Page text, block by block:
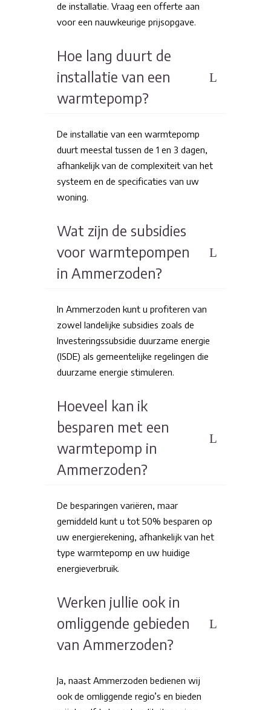
de installatie. Vraag een offerte aan
voor een nauwkeurige prijsopgave.
Hoe lang duurt de
installatie van een
warmtepomp?
De installatie van een warmtepomp
duurt meestal tussen de 1 en 3 dagen,
afhankelijk van de complexiteit van het
systeem en de specificaties van uw
woning.
Wat zijn de subsidies
voor warmtepompen
in Ammerzoden?
In Ammerzoden kunt u profiteren van
zowel landelijke subsidies zoals de
Investeringssubsidie duurzame energie
(ISDE) als gemeentelijke regelingen die
duurzame energie stimuleren.
Hoeveel kan ik
besparen met een
warmtepomp in
Ammerzoden?
De besparingen variëren, maar
gemiddeld kunt u tot 50% besparen op
uw energierekening, afhankelijk van het
type warmtepomp en uw huidige
energieverbruik.
Werken jullie ook in
omliggende gebieden
van Ammerzoden?
Ja, naast Ammerzoden bedienen wij
ook de omliggende regio’s en bieden